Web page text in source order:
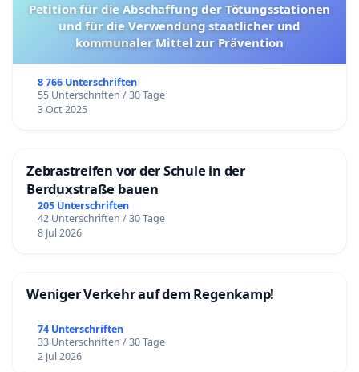
Petition für die Abschaffung der Tötungsstationen
und für die Verwendung staatlicher und
kommunaler Mittel zur Prävention
8 766 Unterschriften
55 Unterschriften / 30 Tage
3 Oct 2025
Zebrastreifen vor der Schule in der
Berduxstraße bauen
205 Unterschriften
42 Unterschriften / 30 Tage
8 Jul 2026
Weniger Verkehr auf dem Regenkamp!
74 Unterschriften
33 Unterschriften / 30 Tage
2 Jul 2026